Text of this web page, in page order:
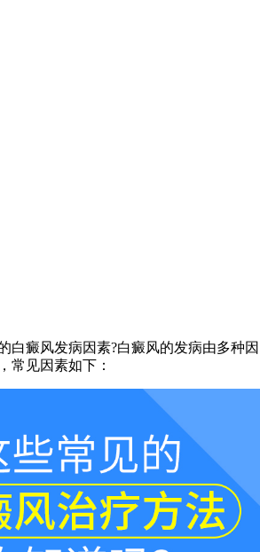
癜风发病因素?白癜风的发病由多种因
常见因素如下：